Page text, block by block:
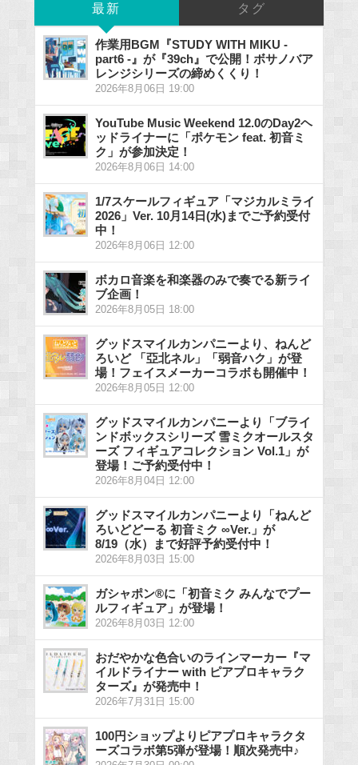
最新 タグ
作業用BGM『STUDY WITH MIKU -
part6 -』が『39ch』で公開！ボサノバア
レンジシリーズの締めくくり！
2026年8月06日 19:00
YouTube Music Weekend 12.0のDay2ヘ
ッドライナーに「ポケモン feat. 初音ミ
ク」が参加決定！
2026年8月06日 14:00
1/7スケールフィギュア「マジカルミライ
2026」Ver. 10月14日(水)までご予約受付
中！
2026年8月06日 12:00
ボカロ音楽を和楽器のみで奏でる新ライ
ブ企画！
2026年8月05日 18:00
グッドスマイルカンパニーより、ねんど
ろいど 「亞北ネル」「弱音ハク」が登
場！フェイスメーカーコラボも開催中！
2026年8月05日 12:00
グッドスマイルカンパニーより「ブライ
ンドボックスシリーズ 雪ミクオールスタ
ーズ フィギュアコレクション Vol.1」が
登場！ご予約受付中！
2026年8月04日 12:00
グッドスマイルカンパニーより「ねんど
ろいどどーる 初音ミク ∞Ver.」が
8/19（水）まで好評予約受付中！
2026年8月03日 15:00
ガシャポン®に「初音ミク みんなでプー
ルフィギュア」が登場！
2026年8月03日 12:00
おだやかな色合いのラインマーカー『マ
イルドライナー with ピアプロキャラク
ターズ』が発売中！
2026年7月31日 15:00
100円ショップよりピアプロキャラクタ
ーズコラボ第5弾が登場！順次発売中♪